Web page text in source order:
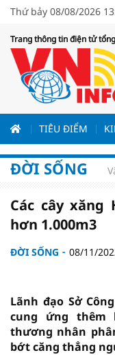
Thứ bảy 08/08/2026
Trang thông tin điện tử
TIÊU ĐIỂM
ĐỜI SỐNG
Các cây
hơn 1.000m3
ĐỜI SỐNG 08/11/
Lãnh đạo Sở
cung ứng thêm
thương nhân
bớt căng thẳng